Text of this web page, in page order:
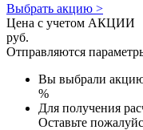
Выбрать акцию >
Цена с учетом АКЦИИ
руб.
Отправляются
Вы выбрали
%
Для получения
Оставьте